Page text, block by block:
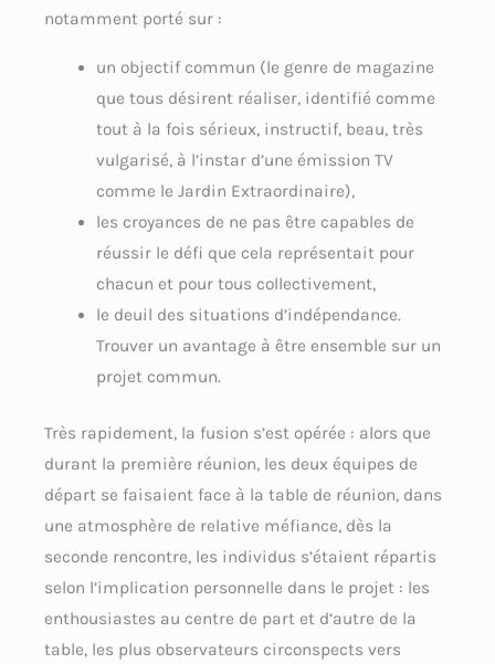
notamment porté sur :
un objectif commun (le genre de magazine
que tous désirent réaliser, identifié comme
tout à la fois sérieux, instructif, beau, très
vulgarisé, à l’instar d’une émission TV
comme le Jardin Extraordinaire),
les croyances de ne pas être capables de
réussir le défi que cela représentait pour
chacun et pour tous collectivement,
le deuil des situations d’indépendance.
Trouver un avantage à être ensemble sur un
projet commun.
Très rapidement, la fusion s’est opérée : alors que
durant la première réunion, les deux équipes de
départ se faisaient face à la table de réunion, dans
une atmosphère de relative méfiance, dès la
seconde rencontre, les individus s’étaient répartis
selon l’implication personnelle dans le projet : les
enthousiastes au centre de part et d’autre de la
table, les plus observateurs circonspects vers